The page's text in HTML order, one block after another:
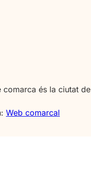
comarca és la ciutat de
Web comarcal